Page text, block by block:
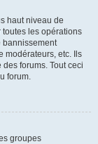
haut niveau de
les opérations
bannissement
modérateurs, etc. Ils
forums. Tout ceci
forum.
groupes